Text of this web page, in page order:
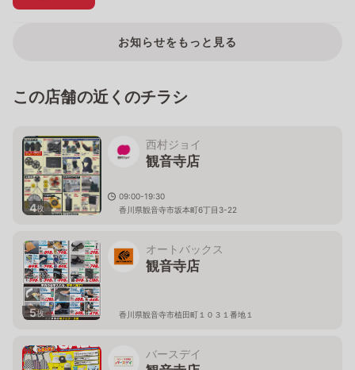
お知らせをもっと見る
この店舗の近くのチラシ
4枚
西村ジョイ
観音寺店
09:00-19:30
香川県観音寺市坂本町6丁目3-22
5枚
オートバックス
観音寺店
香川県観音寺市植田町１０３１番地１
バースデイ